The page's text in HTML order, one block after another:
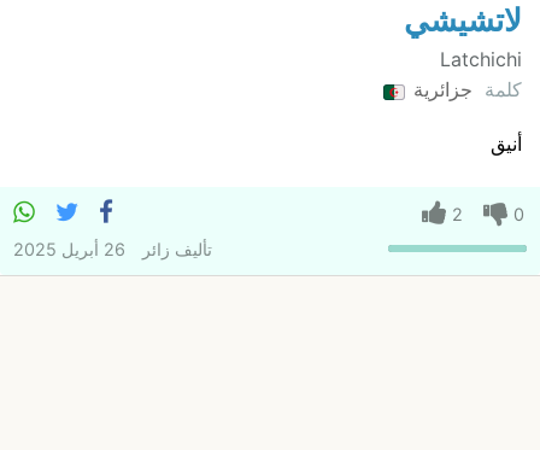
لاتشيشي
Latchichi
كلمة جزائرية
أنيق
0
2
تأليف زائر 26 أبريل 2025